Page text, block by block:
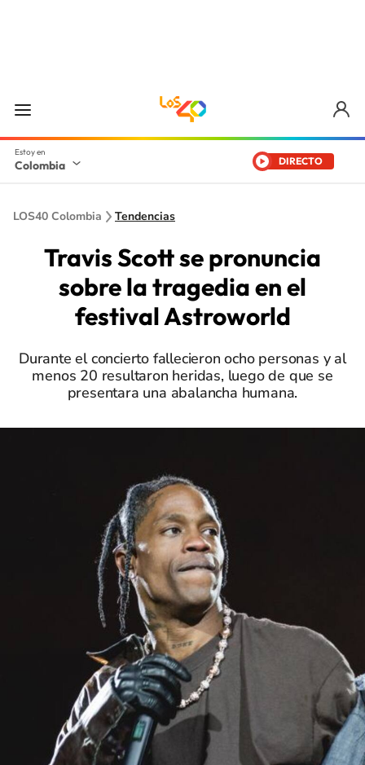
Colombia DIRECTO
LOS40 Colombia Tendencias
Travis Scott se pronuncia
sobre la tragedia en el
festival Astroworld
Durante el concierto fallecieron ocho personas y al
menos 20 resultaron heridas, luego de que se
presentara una abalancha humana.